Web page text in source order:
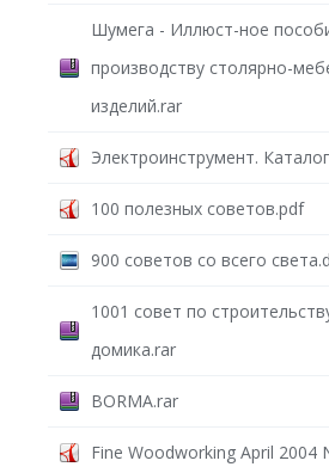
Шумега - Иллюст-ное
производству столярно-
изделий.rar
Электроинструмент.
100 полезных советов.pdf
900 советов со всего
1001 совет по
домика.rar
BORMA.rar
Fine Woodworking April 2004